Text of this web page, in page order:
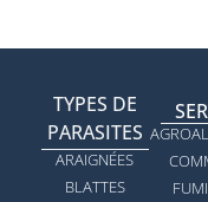
TYPES DE
PARASITES
ARAIGNÉES
BLATTES